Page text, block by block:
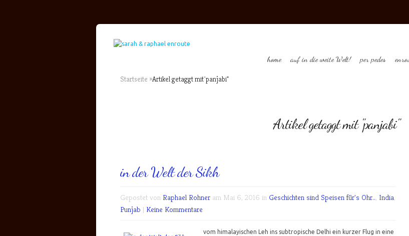
home auf in die weite Welt! per pedes
Startseite »Artikel getaggt mit"panjabi"
Artikel getaggt mit "panjabi"
in der Welt der Sikh
Gepostet von Raphael Rohner am Mai 6, 2016 in Geschichten sind Speisen für's Ohr.., India,
Punjab | Keine Kommentare
vom himalayischen Leh ins subtropische Delhi ein kurzer Flug in eine